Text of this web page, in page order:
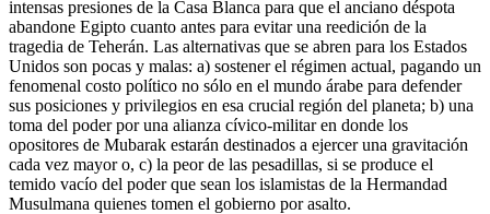
intensas presiones de la Casa Blanca para que el anciano déspota
abandone Egipto cuanto antes para evitar una reedición de la
tragedia de Teherán. Las alternativas que se abren para los Estados
Unidos son pocas y malas: a) sostener el régimen actual, pagando un
fenomenal costo político no sólo en el mundo árabe para defender
sus posiciones y privilegios en esa crucial región del planeta; b) una
toma del poder por una alianza cívico-militar en donde los
opositores de Mubarak estarán destinados a ejercer una gravitación
cada vez mayor o, c) la peor de las pesadillas, si se produce el
temido vacío del poder que sean los islamistas de la Hermandad
Musulmana quienes tomen el gobierno por asalto.